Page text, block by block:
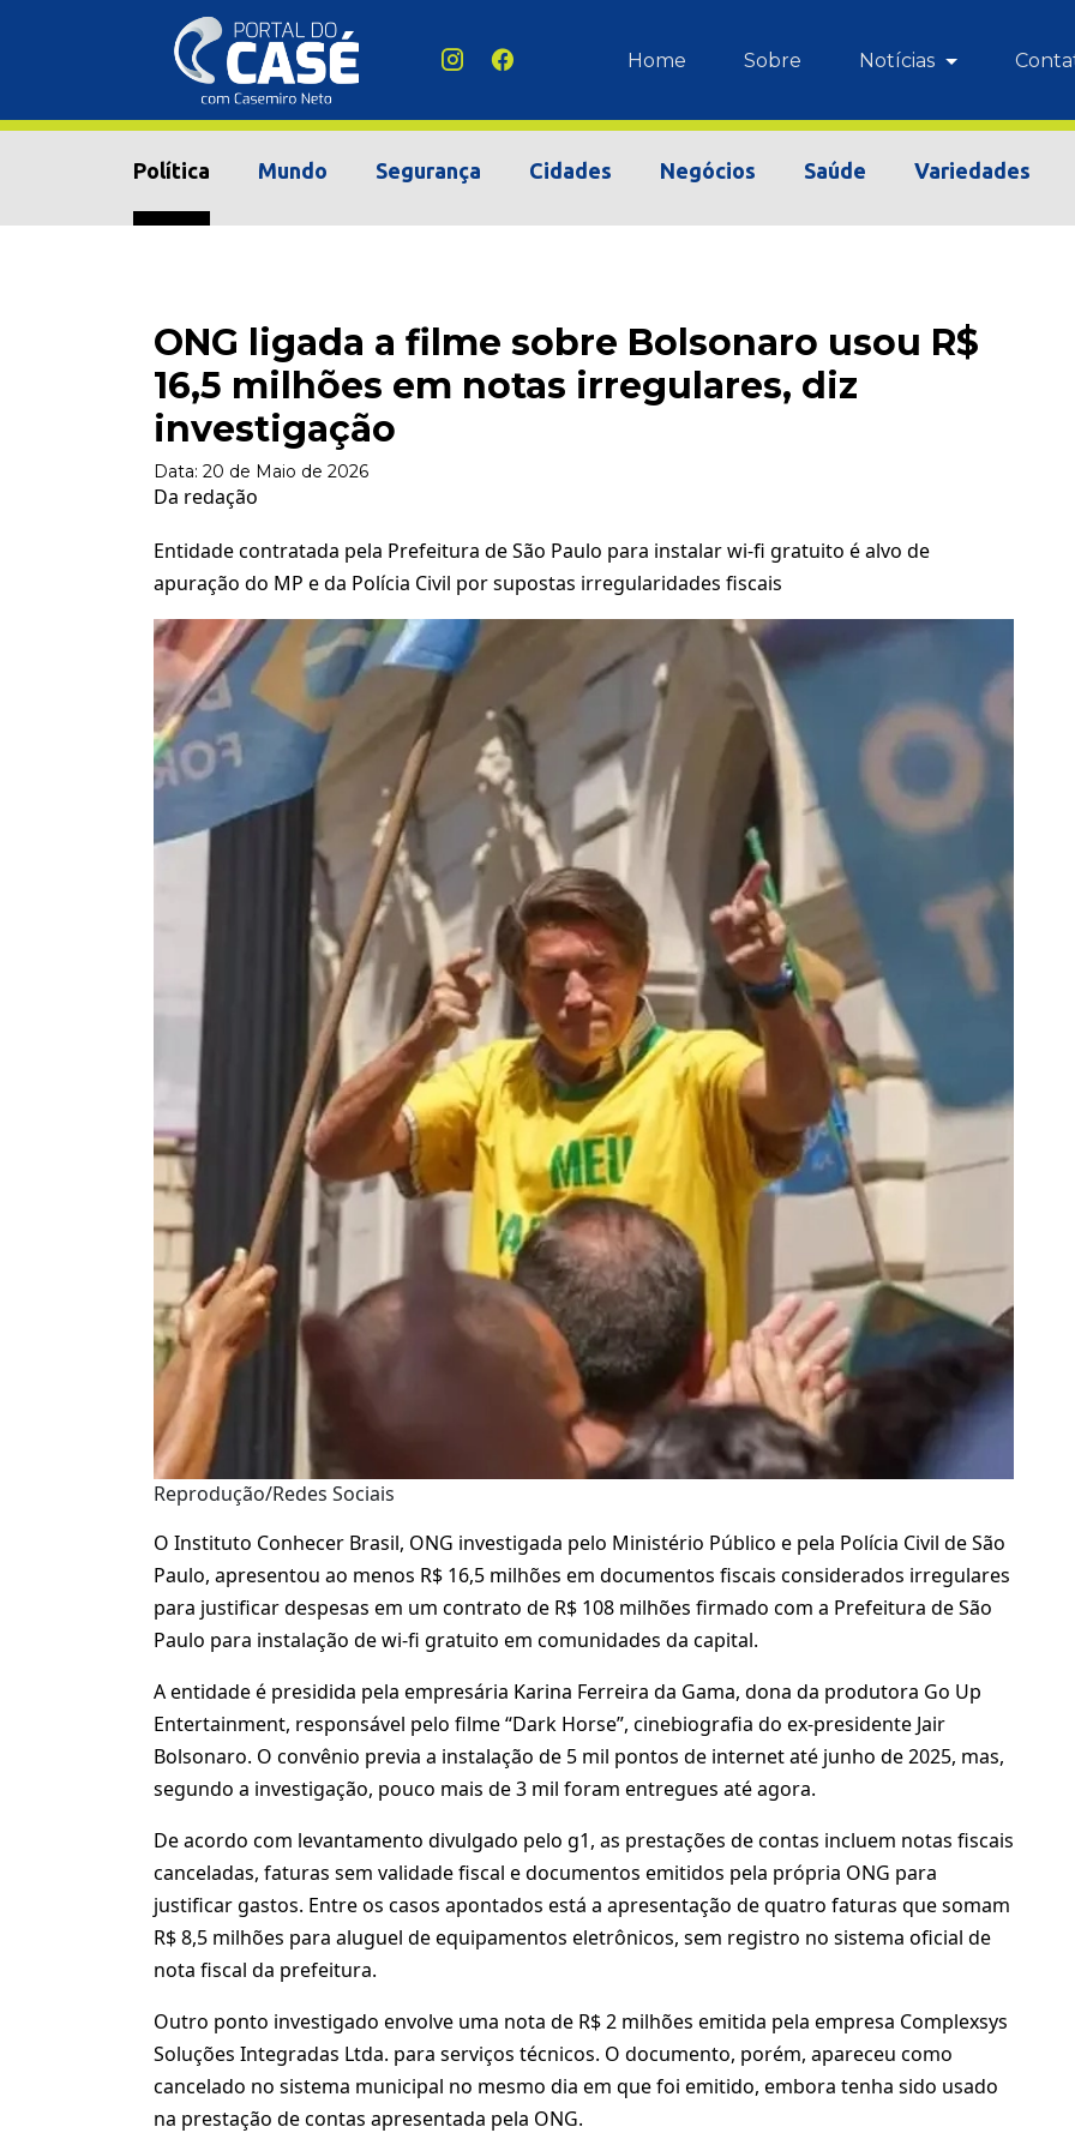
Home Sobre Notícias
Política Mundo Segurança Cidades Negócios Saúde Variedades
ONG ligada a filme sobre Bolsonaro usou R$
16,5 milhões em notas irregulares, diz
investigação
Data: 20 de Maio de 2026
Da redação
Entidade contratada pela Prefeitura de São Paulo para instalar wi-fi gratuito é alvo de
apuração do MP e da Polícia Civil por supostas irregularidades fiscais
Reprodução/Redes Sociais
O Instituto Conhecer Brasil, ONG investigada pelo Ministério Público e pela Polícia Civil de São
Paulo, apresentou ao menos R$ 16,5 milhões em documentos fiscais considerados irregulares
para justificar despesas em um contrato de R$ 108 milhões firmado com a Prefeitura de São
Paulo para instalação de wi-fi gratuito em comunidades da capital.
A entidade é presidida pela empresária Karina Ferreira da Gama, dona da produtora Go Up
Entertainment, responsável pelo filme “Dark Horse”, cinebiografia do ex-presidente Jair
Bolsonaro. O convênio previa a instalação de 5 mil pontos de internet até junho de 2025, mas,
segundo a investigação, pouco mais de 3 mil foram entregues até agora.
De acordo com levantamento divulgado pelo g1, as prestações de contas incluem notas fiscais
canceladas, faturas sem validade fiscal e documentos emitidos pela própria ONG para
justificar gastos. Entre os casos apontados está a apresentação de quatro faturas que somam
R$ 8,5 milhões para aluguel de equipamentos eletrônicos, sem registro no sistema oficial de
nota fiscal da prefeitura.
Outro ponto investigado envolve uma nota de R$ 2 milhões emitida pela empresa Complexsys
Soluções Integradas Ltda. para serviços técnicos. O documento, porém, apareceu como
cancelado no sistema municipal no mesmo dia em que foi emitido, embora tenha sido usado
na prestação de contas apresentada pela ONG.